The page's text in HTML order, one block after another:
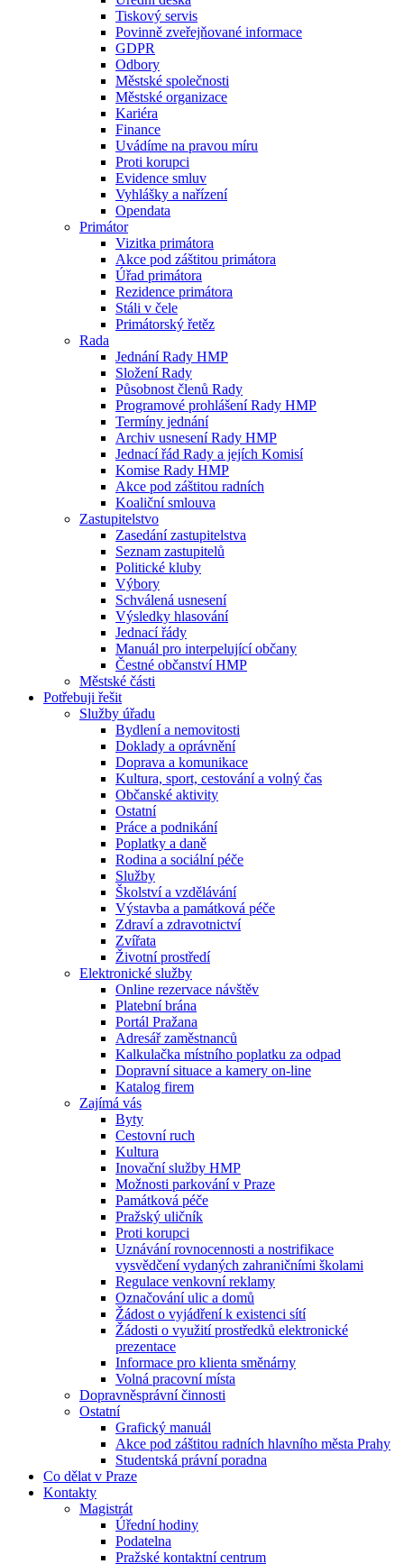
Tiskový servis
Povinně zveřejňované informace
GDPR
Odbory
Městské společnosti
Městské organizace
Kariéra
Finance
Uvádíme na pravou míru
Proti korupci
Evidence smluv
Vyhlášky a nařízení
Opendata
Primátor
Vizitka primátora
Akce pod záštitou primátora
Úřad primátora
Rezidence primátora
Stáli v čele
Primátorský řetěz
Rada
Jednání Rady HMP
Složení Rady
Působnost členů Rady
Programové prohlášení Rady HMP
Termíny jednání
Archiv usnesení Rady HMP
Jednací řád Rady a jejích Komisí
Komise Rady HMP
Akce pod záštitou radních
Koaliční smlouva
Zastupitelstvo
Zasedání zastupitelstva
Seznam zastupitelů
Politické kluby
Výbory
Schválená usnesení
Výsledky hlasování
Jednací řády
Manuál pro interpelující občany
Čestné občanství HMP
Městské části
Potřebuji řešit
Služby úřadu
Bydlení a nemovitosti
Doklady a oprávnění
Doprava a komunikace
Kultura, sport, cestování a volný čas
Občanské aktivity
Ostatní
Práce a podnikání
Poplatky a daně
Rodina a sociální péče
Služby
Školství a vzdělávání
Výstavba a památková péče
Zdraví a zdravotnictví
Zvířata
Životní prostředí
Elektronické služby
Online rezervace návštěv
Platební brána
Portál Pražana
Adresář zaměstnanců
Kalkulačka místního poplatku za odpad
Dopravní situace a kamery on-line
Katalog firem
Zajímá vás
Byty
Cestovní ruch
Kultura
Inovační služby HMP
Možnosti parkování v Praze
Památková péče
Pražský uličník
Proti korupci
Uznávání rovnocennosti a nostrifikace
vysvědčení vydaných zahraničními školami
Regulace venkovní reklamy
Označování ulic a domů
Žádost o vyjádření k existenci sítí
Žádosti o využití prostředků elektronické
prezentace
Informace pro klienta směnárny
Volná pracovní místa
Dopravněsprávní činnosti
Ostatní
Grafický manuál
Akce pod záštitou radních hlavního města Prahy
Studentská právní poradna
Co dělat v Praze
Kontakty
Magistrát
Úřední hodiny
Podatelna
Pražské kontaktní centrum